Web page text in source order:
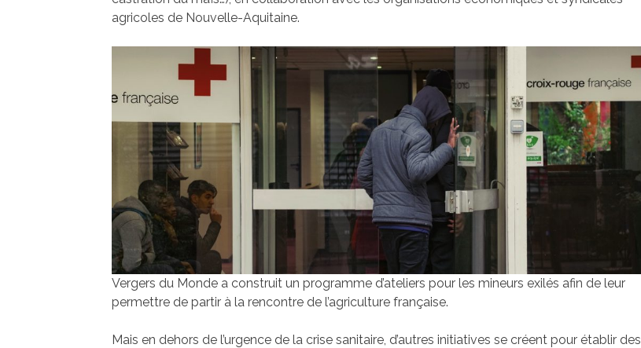
agricoles de Nouvelle-Aquitaine.
Vergers du Monde a construit un programme d’ateliers pour les mineurs exilés afin de leur
permettre de partir à la rencontre de l’agriculture française.
Mais en dehors de l’urgence de la crise sanitaire, d’autres initiatives se créent pour établir des